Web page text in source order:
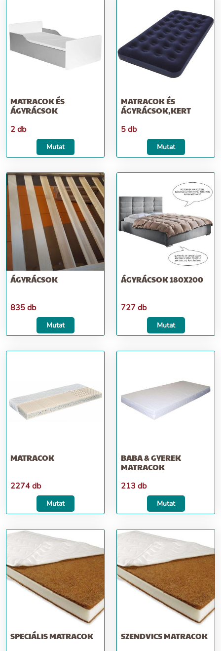
MATRACOK ÉS
ÁGYRÁCSOK
2 db
Mutat
MATRACOK ÉS
ÁGYRÁCSOK,KERT
5 db
Mutat
ÁGYRÁCSOK
835 db
Mutat
ÁGYRÁCSOK 180X200
727 db
Mutat
MATRACOK
2274 db
Mutat
BABA & GYEREK
MATRACOK
213 db
Mutat
SPECIÁLIS MATRACOK SZENDVICS MATRACOK